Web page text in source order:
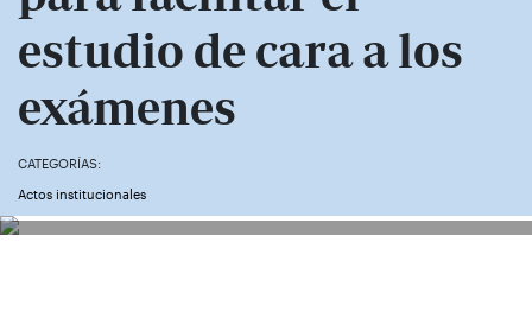
estudio de cara a los
exámenes
CATEGORÍAS:
Actos institucionales